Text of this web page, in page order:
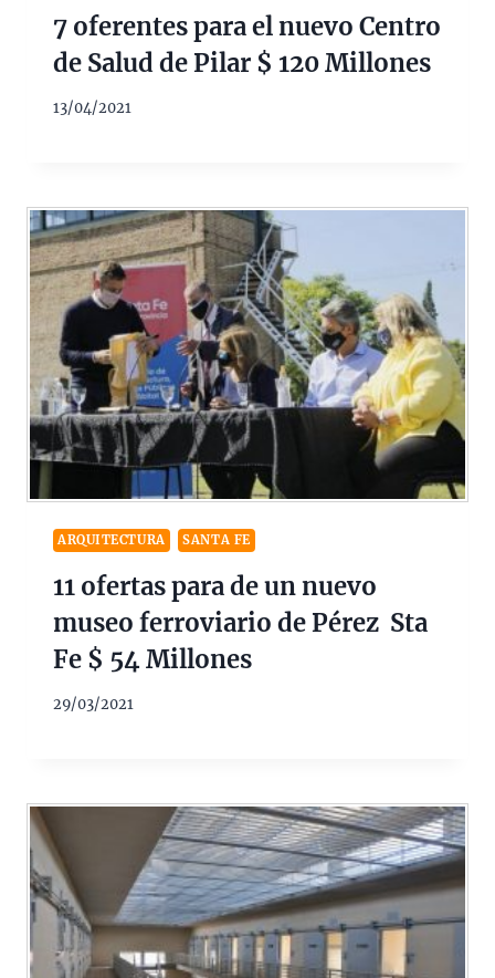
7 oferentes para el nuevo Centro
de Salud de Pilar $ 120 Millones
13/04/2021
ARQUITECTURA SANTA FE
11 ofertas para de un nuevo
museo ferroviario de Pérez Sta
Fe $ 54 Millones
29/03/2021